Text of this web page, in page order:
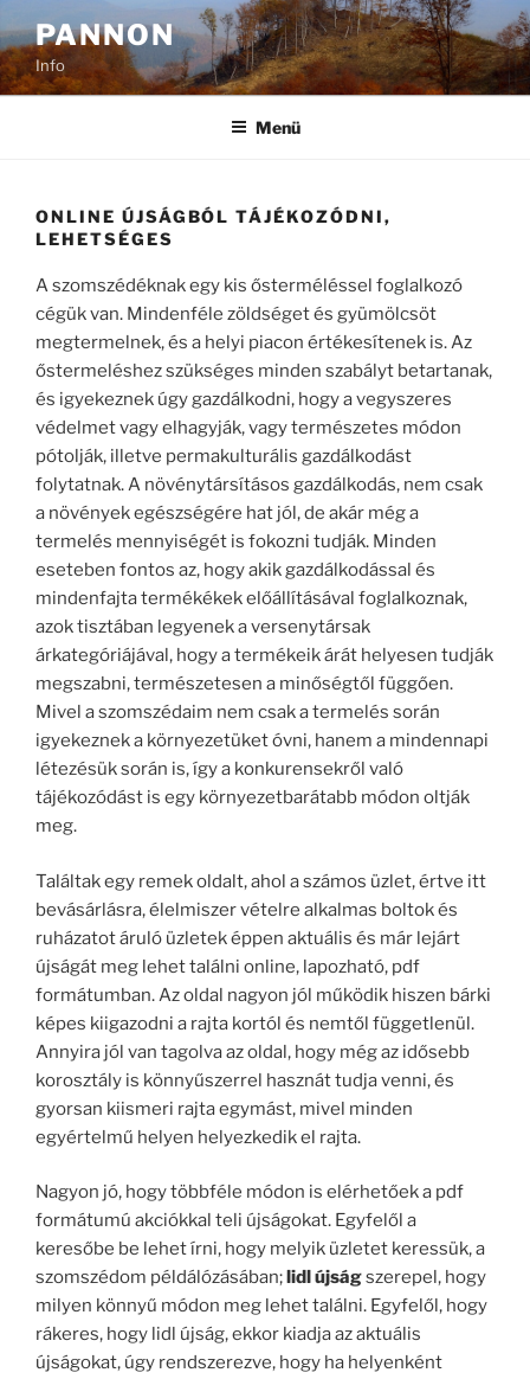
PANNON
Info
Menü
ONLINE ÚJSÁGBÓL TÁJÉKOZÓDNI,
LEHETSÉGES
A szomszédéknak egy kis ősterméléssel foglalkozó
cégük van. Mindenféle zöldséget és gyümölcsöt
megtermelnek, és a helyi piacon értékesítenek is. Az
őstermeléshez szükséges minden szabályt betartanak,
és igyekeznek úgy gazdálkodni, hogy a vegyszeres
védelmet vagy elhagyják, vagy természetes módon
pótolják, illetve permakulturális gazdálkodást
folytatnak. A növénytársításos gazdálkodás, nem csak
a növények egészségére hat jól, de akár még a
termelés mennyiségét is fokozni tudják. Minden
eseteben fontos az, hogy akik gazdálkodással és
mindenfajta termékékek előállításával foglalkoznak,
azok tisztában legyenek a versenytársak
árkategóriájával, hogy a termékeik árát helyesen tudják
megszabni, természetesen a minőségtől függően.
Mivel a szomszédaim nem csak a termelés során
igyekeznek a környezetüket óvni, hanem a mindennapi
létezésük során is, így a konkurensekről való
tájékozódást is egy környezetbarátabb módon oltják
meg.
Találtak egy remek oldalt, ahol a számos üzlet, értve itt
bevásárlásra, élelmiszer vételre alkalmas boltok és
ruházatot áruló üzletek éppen aktuális és már lejárt
újságát meg lehet találni online, lapozható, pdf
formátumban. Az oldal nagyon jól működik hiszen bárki
képes kiigazodni a rajta kortól és nemtől függetlenül.
Annyira jól van tagolva az oldal, hogy még az idősebb
korosztály is könnyűszerrel hasznát tudja venni, és
gyorsan kiismeri rajta egymást, mivel minden
egyértelmű helyen helyezkedik el rajta.
Nagyon jó, hogy többféle módon is elérhetőek a pdf
formátumú akciókkal teli újságokat. Egyfelől a
keresőbe be lehet írni, hogy melyik üzletet keressük, a
szomszédom példálózásában;lidl újságszerepel, hogy
milyen könnyű módon meg lehet találni. Egyfelől, hogy
rákeres, hogy lidl újság, ekkor kiadja az aktuális
újságokat, úgy rendszerezve, hogy ha helyenként